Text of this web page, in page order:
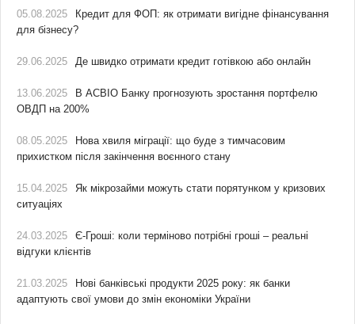
05.08.2025
Кредит для ФОП: як отримати вигідне фінансування
для бізнесу?
29.06.2025 Де швидко отримати кредит готівкою або онлайн
13.06.2025
В АСВІО Банку прогнозують зростання портфелю
ОВДП на 200%
08.05.2025
Нова хвиля міграції: що буде з тимчасовим
прихистком після закінчення воєнного стану
15.04.2025
Як мікрозайми можуть стати порятунком у кризових
ситуаціях
24.03.2025
Є-Гроші: коли терміново потрібні гроші – реальні
відгуки клієнтів
21.03.2025
Нові банківські продукти 2025 року: як банки
адаптують свої умови до змін економіки України